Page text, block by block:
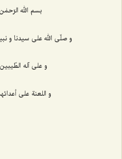
بسم الله
و صلّی الله علی سیدنا و
و علی آله
و اللعنة علی